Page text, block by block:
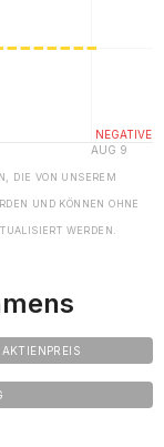
DIE VON UNSEREM
UND KÖNNEN OHNE
WERDEN.
AKTIENPREIS